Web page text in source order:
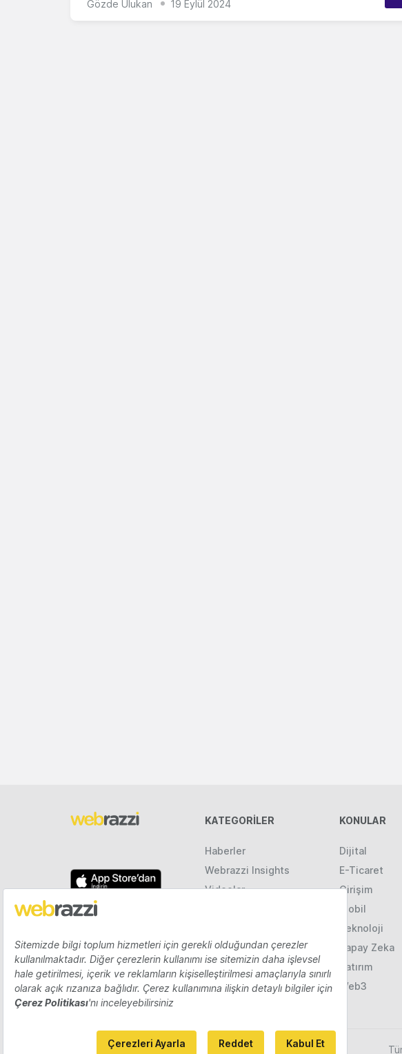
Gözde Ulukan 19 Eylül 2024
KATEGORILER
Haberler
Webrazzi Insights
Videolar
KONULAR
Dijital
E-Ticaret
Girişim
Mobil
Teknoloji
Yapay Zeka
Yatırım
Web3